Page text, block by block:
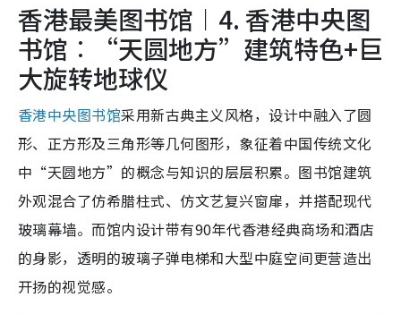
香港最美图书馆︱4. 香港中央图
书馆︰“天圆地方”建筑特色+巨
大旋转地球仪
香港中央图书馆采用新古典主义风格，设计中融入了圆
形、正方形及三角形等几何图形，象征着中国传统文化
中“天圆地方”的概念与知识的层层积累。图书馆建筑
外观混合了仿希腊柱式、仿文艺复兴窗扉，并搭配现代
玻璃幕墙。而馆内设计带有90年代香港经典商场和酒店
的身影，透明的玻璃子弹电梯和大型中庭空间更营造出
开扬的视觉感。